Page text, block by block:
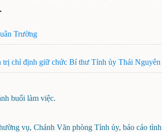
Trường
chỉ định giữ chức Bí thư Tỉnh ủy Thái Nguyên
buổi làm việc.
vụ, Chánh Văn phòng Tỉnh ủy, báo cáo